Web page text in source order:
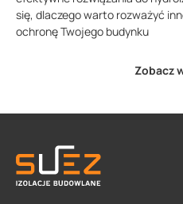
się, dlaczego warto rozważyć
ochronę Twojego budynku
Zobacz